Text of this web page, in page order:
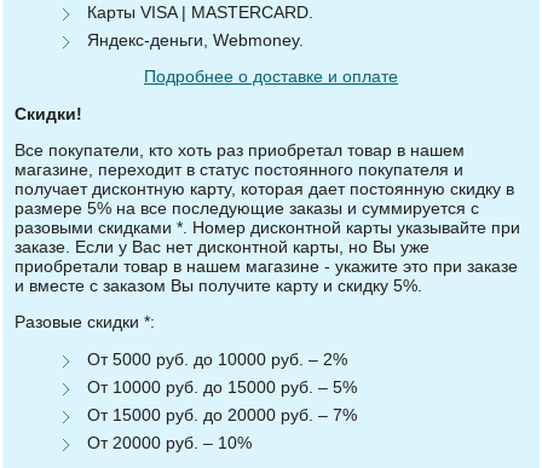
Карты VISA | MASTERCARD.
Яндекс-деньги, Webmoney.
Подробнее о доставке и оплате
Скидки!
Все покупатели, кто хоть раз приобретал товар в нашем
магазине, переходит в статус постоянного покупателя и
получает дисконтную карту, которая дает постоянную скидку в
размере 5% на все последующие заказы и суммируется с
разовыми скидками *. Номер дисконтной карты указывайте при
заказе. Если у Вас нет дисконтной карты, но Вы уже
приобретали товар в нашем магазине - укажите это при заказе
и вместе с заказом Вы получите карту и скидку 5%.
Разовые скидки *:
От 5000 руб. до 10000 руб. – 2%
От 10000 руб. до 15000 руб. – 5%
От 15000 руб. до 20000 руб. – 7%
От 20000 руб. – 10%